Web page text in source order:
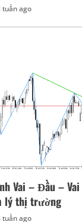
tuần ago
Vai – Đầu –
lý thị trường
tuần ago